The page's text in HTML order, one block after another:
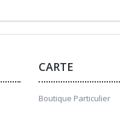
CARTE
Boutique Particulier